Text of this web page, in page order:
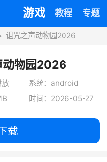
游戏 教程 专题
诅咒之声动物园2026
动物园2026
放
系统：android
时间：2026-05-27
载